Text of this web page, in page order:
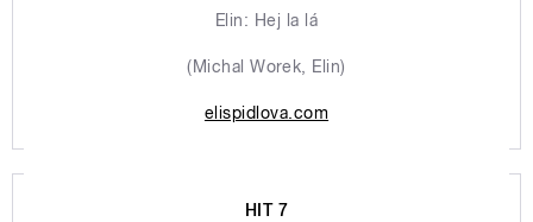
Elin: Hej la lá
(Michal Worek, Elin)
elispidlova.com
HIT 7